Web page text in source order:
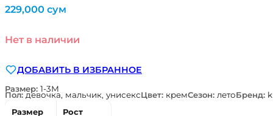
229,000 сум
Нет в наличии
ДОБАВИТЬ В ИЗБРАННОЕ
Размер: 1-3М
Пол:девочка, мальчик, унисексЦвет: кремСезон: летоБренд:
Размер
Рост